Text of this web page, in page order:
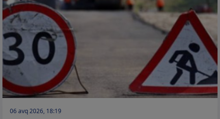
06 avq 2026, 18:19